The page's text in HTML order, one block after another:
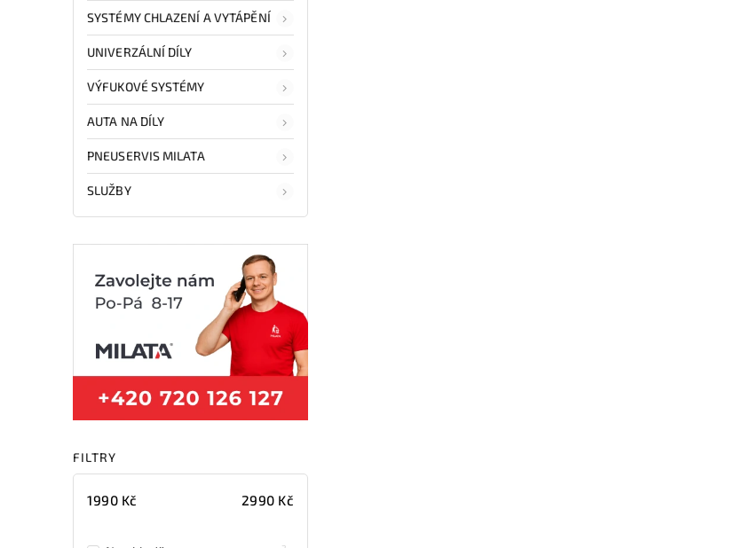
SYSTÉMY CHLAZENÍ A VYTÁPĚNÍ
UNIVERZÁLNÍ DÍLY
VÝFUKOVÉ SYSTÉMY
AUTA NA DÍLY
PNEUSERVIS MILATA
SLUŽBY
FILTRY
1990 Kč 2990 Kč